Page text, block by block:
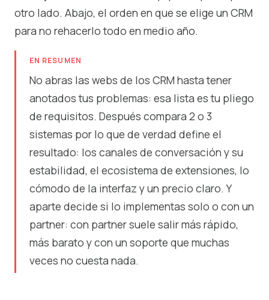
otro lado. Abajo, el orden en que se elige un CRM
para no rehacerlo todo en medio año.
EN RESUMEN
No abras las webs de los CRM hasta tener
anotados tus problemas: esa lista es tu pliego
de requisitos. Después compara 2 o 3
sistemas por lo que de verdad define el
resultado: los canales de conversación y su
estabilidad, el ecosistema de extensiones, lo
cómodo de la interfaz y un precio claro. Y
aparte decide si lo implementas solo o con un
partner: con partner suele salir más rápido,
más barato y con un soporte que muchas
veces no cuesta nada.